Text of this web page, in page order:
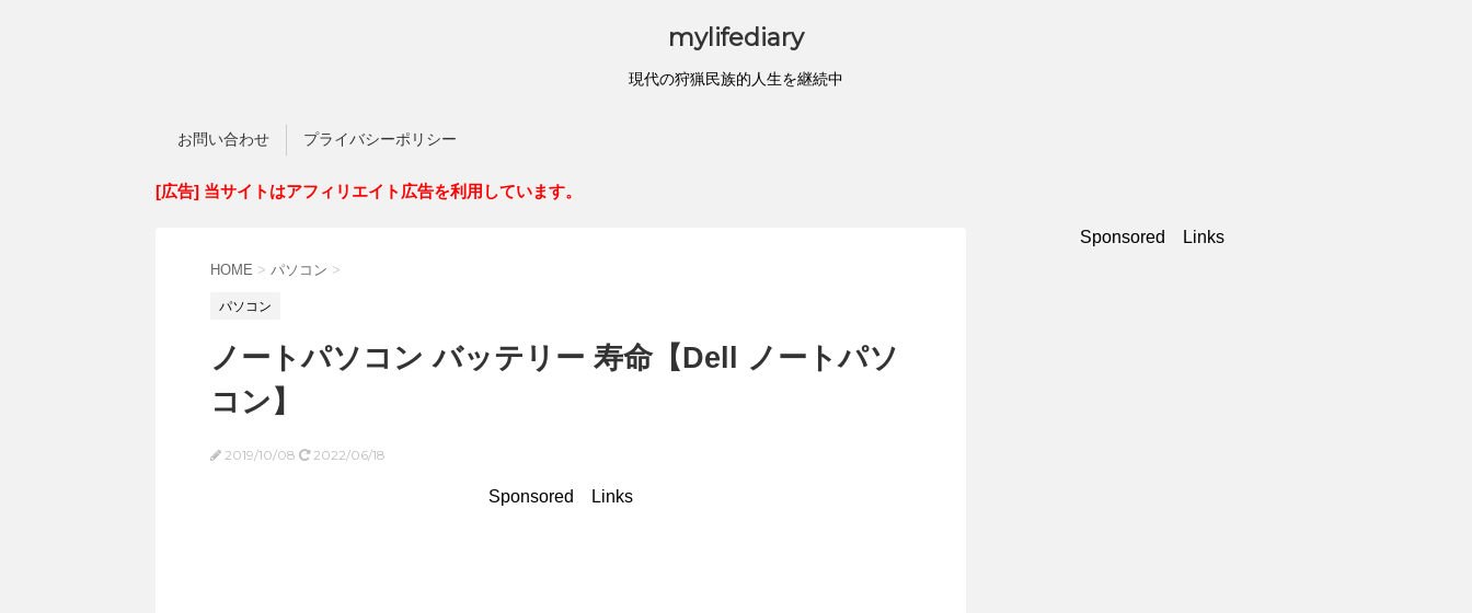
mylifediary
現代の狩猟民族的人生を継続中
お問い合わせ プライバシーポリシー
[広告] 当サイトはアフィリエイト広告を利用しています。
HOME > パソコン >
パソコン
ノートパソコン バッテリー 寿命【Dell ノートパソ
コン】
2019/10/08 2022/06/18
Sponsored Links
Sponsored Links